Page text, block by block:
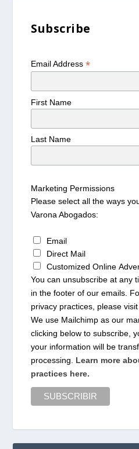
Subscribe
Email Address*
First Name
Last Name
Marketing Permissions
Please select all the ways
Varona Abogados:
Email
Direct Mail
Customized Online
You can unsubscribe at any
in the footer of our emails.
privacy practices, please
We use Mailchimp as our
clicking below to subscribe,
your information will be
processing. Learn more
practices here.